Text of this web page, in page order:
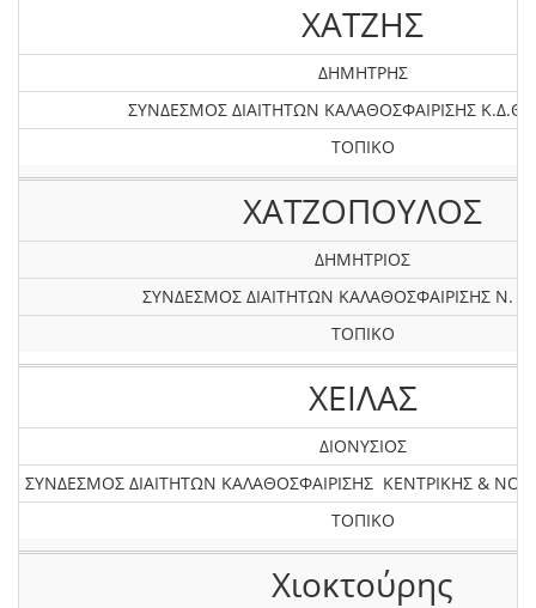
ΧΑΤΖΗΣ
ΔΗΜΗΤΡΗΣ
ΣΥΝΔΕΣΜΟΣ ΔΙΑΙΤΗΤΩΝ ΚΑΛΑΘΟΣΦΑΙΡΙΣΗΣ
ΤΟΠΙΚΟ
ΧΑΤΖΟΠΟΥΛΟΣ
ΔΗΜΗΤΡΙΟΣ
ΣΥΝΔΕΣΜΟΣ ΔΙΑΙΤΗΤΩΝ ΚΑΛΑΘΟΣΦΑΙΡΙΣΗΣ Ν.
ΤΟΠΙΚΟ
ΧΕΙΛΑΣ
ΔΙΟΝΥΣΙΟΣ
ΣΥΝΔΕΣΜΟΣ ΔΙΑΙΤΗΤΩΝ ΚΑΛΑΘΟΣΦΑΙΡΙΣΗΣ ΚΕΝΤΡΙΚΗΣ &
ΤΟΠΙΚΟ
Χιοκτούρης